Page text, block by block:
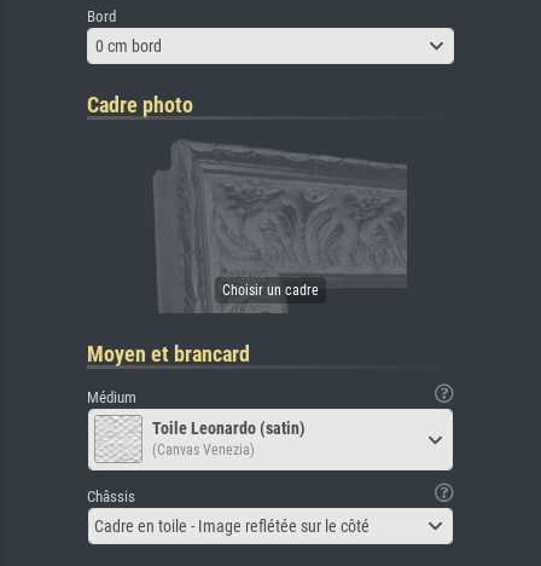
Bord
0 cm bord
Cadre photo
Moyen et brancard
Médium
Toile Leonardo (satin)
(Canvas Venezia)
Châssis
Cadre en toile - Image reflétée sur le côté